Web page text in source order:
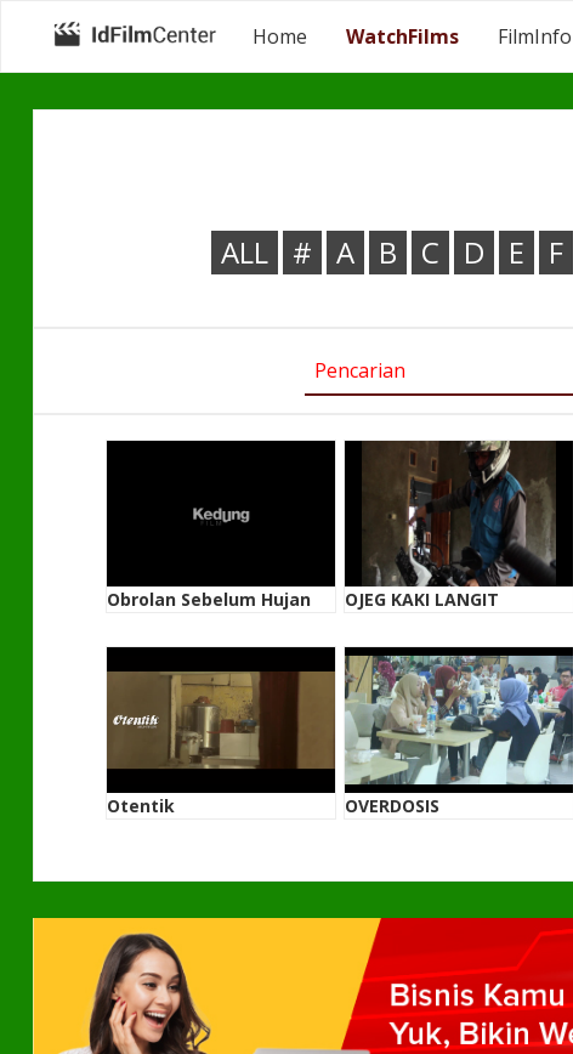
Home WatchFilms FilmInfo
ALL # A B C D E F
Obrolan Sebelum Hujan OJEG KAKI LANGIT
Otentik OVERDOSIS